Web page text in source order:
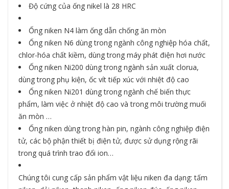
Độ cứng của ống nikel là 28 HRC
Ống niken N4 làm ống dẫn chống ăn mòn
Ống niken N6 dùng trong ngành công nghiệp hóa chất,
chlor-hóa chất kiềm, dùng trong máy phát điện hơi nước
Ống niken Ni200 dùng trong ngành sản xuất clorua,
dùng trong phụ kiện, ốc vít tiếp xúc với nhiệt độ cao
Ống niken Ni201 dùng trong ngành chế biến thực
phẩm, làm việc ở nhiệt độ cao và trong môi trường muối
ăn mòn …
Ống niken dùng trong hàn pin, ngành công nghiệp điện
tử, các bộ phận thiết bị điện tử, được sử dụng rộng rãi
trong quá trình trao đổi ion…
Chúng tôi cung cấp sản phẩm vật liệu niken đa dạng: tấm